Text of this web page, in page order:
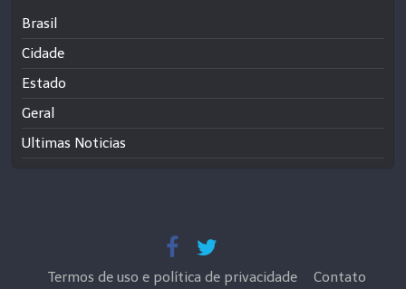
Brasil
Cidade
Estado
Geral
Ultimas Noticias
Termos de uso e política de privacidade
Contato